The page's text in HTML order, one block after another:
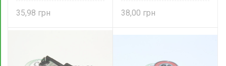
35,98 38,00